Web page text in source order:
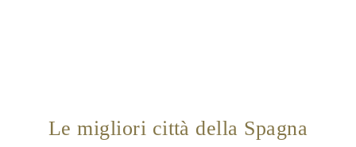
Le migliori città della Spagna